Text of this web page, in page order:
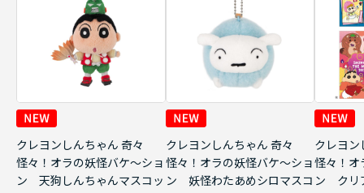
クレヨンしんちゃん 奇々
怪々！オラの妖怪バケ～ショ
ン 天狗しんちゃんマスコッ
クレヨンしんちゃん 奇々
怪々！オラの妖怪バケ～ショ
ン 妖怪わたあめシロマスコ
クレヨン
怪々！オ
ン クリ